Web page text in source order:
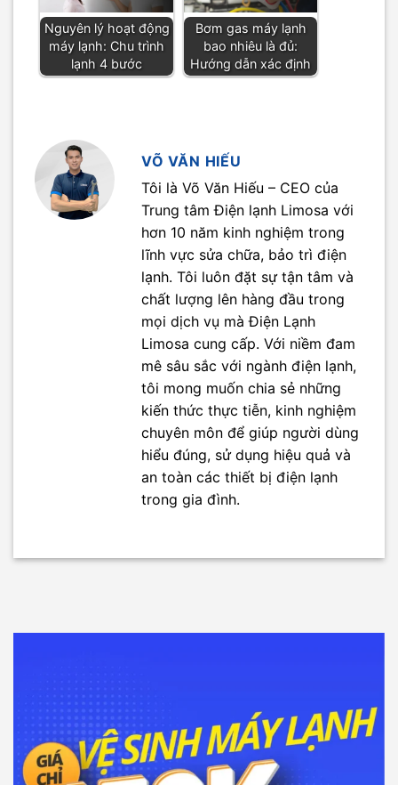
Nguyên lý hoạt động
máy lạnh: Chu trình
lạnh 4 bước
Bơm gas máy lạnh
bao nhiêu là đủ:
Hướng dẫn xác định
VÕ VĂN HIẾU
Tôi là Võ Văn Hiếu – CEO của
Trung tâm Điện lạnh Limosa với
hơn 10 năm kinh nghiệm trong
lĩnh vực sửa chữa, bảo trì điện
lạnh. Tôi luôn đặt sự tận tâm và
chất lượng lên hàng đầu trong
mọi dịch vụ mà Điện Lạnh
Limosa cung cấp. Với niềm đam
mê sâu sắc với ngành điện lạnh,
tôi mong muốn chia sẻ những
kiến thức thực tiễn, kinh nghiệm
chuyên môn để giúp người dùng
hiểu đúng, sử dụng hiệu quả và
an toàn các thiết bị điện lạnh
trong gia đình.